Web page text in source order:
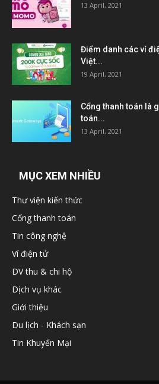
13 April, 2021
Điểm danh các ví
Việt...
19 April, 2021
Cổng thanh toán là
toán...
13 April, 2021
MỤC XEM NHIỀU
Thư viện kiến thức
Cổng thanh toán
Tin công nghệ
Ví điện tử
DV thu & chi hộ
Dịch vụ khác
Giới thiệu
Du lịch - Khách sạn
Tin Khuyến Mại